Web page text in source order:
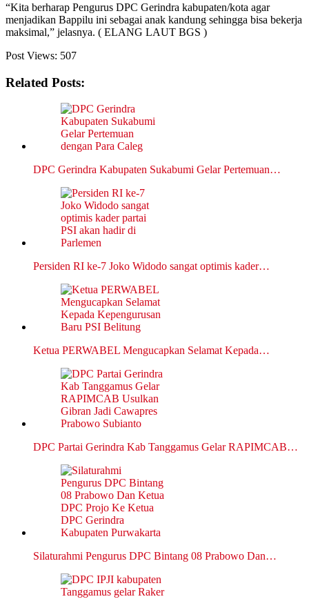
“Kita berharap Pengurus DPC Gerindra kabupaten/kota agar
menjadikan Bappilu ini sebagai anak kandung sehingga bisa bekerja
maksimal,” jelasnya. ( ELANG LAUT BGS )
Post Views: 507
Related Posts:
DPC Gerindra Kabupaten Sukabumi Gelar Pertemuan…
Persiden RI ke-7 Joko Widodo sangat optimis kader…
Ketua PERWABEL Mengucapkan Selamat Kepada…
DPC Partai Gerindra Kab Tanggamus Gelar RAPIMCAB…
Silaturahmi Pengurus DPC Bintang 08 Prabowo Dan…